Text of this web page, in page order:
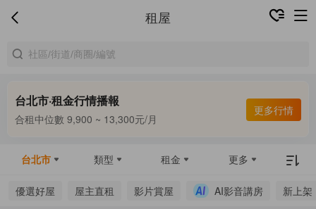
租屋
台北市·租金行情播報
合租中位數 9,900 ~ 13,300元/月
更多行情
台北市 類型 租金 更多
優選好屋 屋主直租 影片賞屋 AI影音講房 新上架